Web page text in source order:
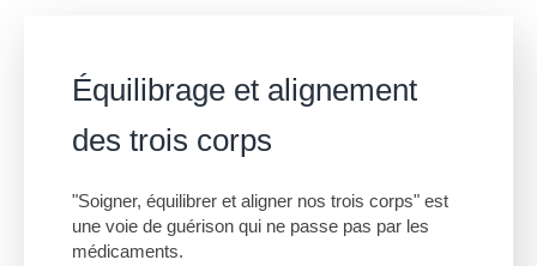
Équilibrage et alignement
des trois corps
"Soigner, équilibrer et aligner nos trois corps" est
une voie de guérison qui ne passe pas par les
médicaments.